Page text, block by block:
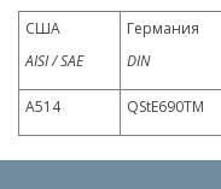
США
AISI / SAE
Германия
DIN
A514 QStE690TM